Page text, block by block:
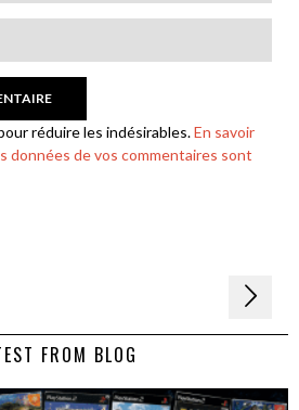
réduire les indésirables.En savoir
données de vos commentaires sont
FROM BLOG